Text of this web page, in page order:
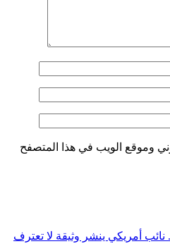
وموقع الويب في هذا المتصفح
نائب أمريكي ينشر وثيقة لا تعترف